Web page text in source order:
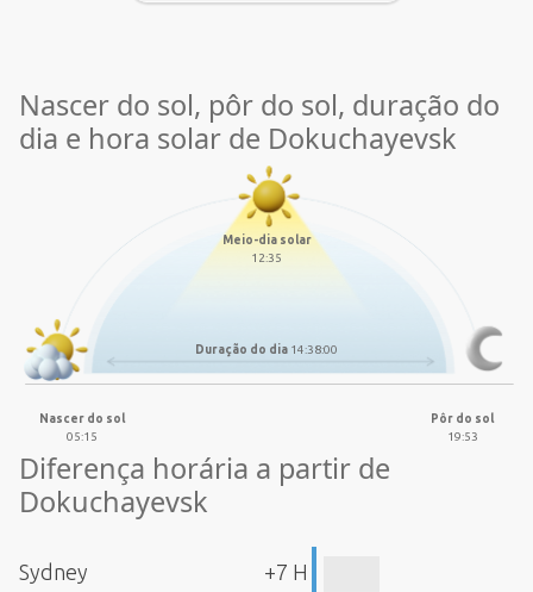
Nascer do sol, pôr do sol, duração do
dia e hora solar de Dokuchayevsk
Meio-dia solar
12:35
Duração do dia 14:38:00
Nascer do sol
05:15
Pôr do sol
19:53
Diferença horária a partir de
Dokuchayevsk
Sydney +7 H